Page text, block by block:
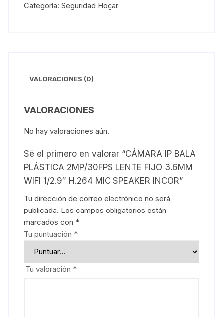
Categoría:Seguridad Hogar
VALORACIONES (0)
VALORACIONES
No hay valoraciones aún.
Sé el primero en valorar “CÁMARA IP BALA
PLÁSTICA 2MP/30FPS LENTE FIJO 3.6MM
WIFI 1/2.9″ H.264 MIC SPEAKER INCOR”
Tu dirección de correo electrónico no será
publicada. Los campos obligatorios están
marcados con *
Tu puntuación *
Tu valoración *